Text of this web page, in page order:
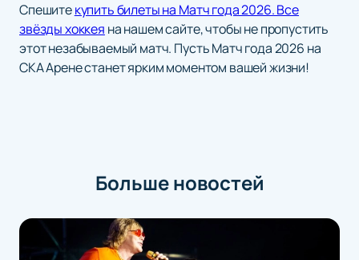
Спешитекупить билеты на Матч года 2026. Все
звёзды хоккея на нашем сайте, чтобы не пропустить
этот незабываемый матч. Пусть Матч года 2026 на
СКА Арене станет ярким моментом вашей жизни!
Больше новостей